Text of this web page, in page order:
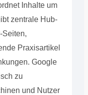
Inhalte um
zentrale Hub-
Seiten,
Praxisartikel
Google
zu
und Nutzer